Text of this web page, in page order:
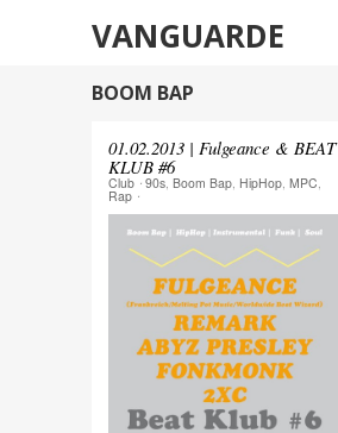
VANGUARDE
BOOM BAP
01.02.2013 | Fulgeance & BEAT
KLUB #6
Club ⋅ 90s, Boom Bap, HipHop, MPC,
Rap ⋅